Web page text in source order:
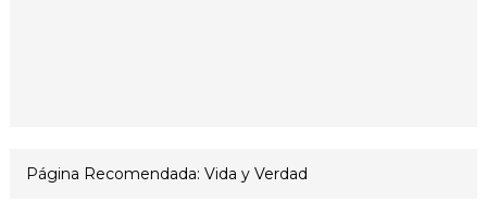
Página Recomendada: Vida y Verdad